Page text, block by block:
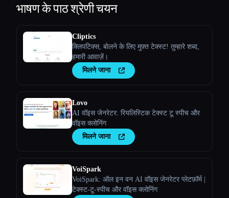
भाषण के पाठश्रेणी चयन
Cliptics
क्लिपटिक्स, बोलने के लिए मुफ़्त टेक्स्ट! तुम्हारे शब्द,
हमारी आवाज़ें।
मिलने जाना
Lovo
AI वॉइस जेनरेटर: रियलिस्टिक टेक्स्ट टू स्पीच और
वॉइस क्लोनिंग
मिलने जाना
VoiSpark
VoiSpark: ऑल इन वन AI वॉइस जेनरेटर प्लेटफ़ॉर्म |
टेक्स्ट-टू-स्पीच और वॉइस क्लोनिंग